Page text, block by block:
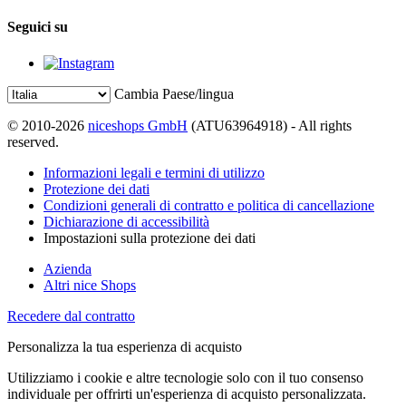
Seguici su
Cambia Paese/lingua
© 2010-2026 niceshops GmbH (ATU63964918) - All rights
reserved.
Informazioni legali e termini di utilizzo
Protezione dei dati
Condizioni generali di contratto e politica di cancellazione
Dichiarazione di accessibilità
Impostazioni sulla protezione dei dati
Azienda
Altri nice Shops
Recedere dal contratto
Personalizza la tua esperienza di acquisto
Utilizziamo i cookie e altre tecnologie solo con il tuo consenso
individuale per offrirti un'esperienza di acquisto personalizzata.